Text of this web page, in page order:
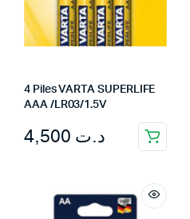
4 Piles VARTA SUPERLIFE
AAA /LR03/1.5V
د.ت